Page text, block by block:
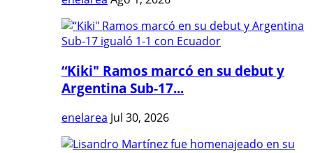
“Kiki" Ramos marcó en su debut y
Argentina Sub-17...
enelarea Jul 30, 2026